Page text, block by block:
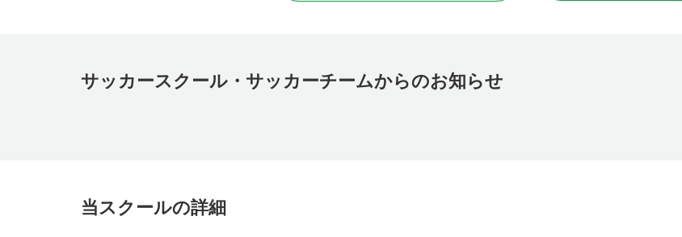
サッカースクール・サッカーチームからのお知らせ
当スクールの詳細